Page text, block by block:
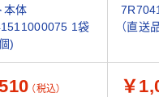
本体
1袋
)
（直送品
（税込） ￥